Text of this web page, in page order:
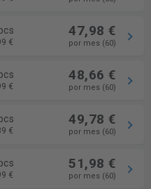
€
47,98 €
por mes (60)
€
48,66 €
por mes (60)
€
49,78 €
por mes (60)
€
51,98 €
por mes (60)